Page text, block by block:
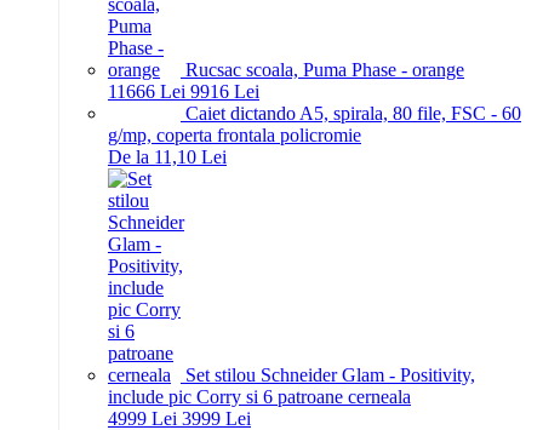
Rucsac scoala, Puma Phase - orange
11666 Lei 9916 Lei
Caiet dictando A5, spirala, 80 file, FSC - 60
g/mp, coperta frontala policromie
De la 11,10 Lei
Set stilou Schneider Glam - Positivity,
include pic Corry si 6 patroane cerneala
4999 Lei 3999 Lei